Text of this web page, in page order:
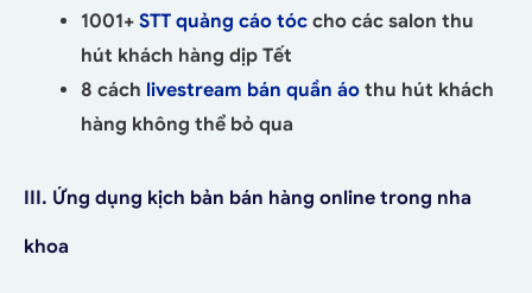
1001+ STT quảng cáo tóc cho các salon thu
hút khách hàng dịp Tết
8 cách livestream bán quần áo thu hút khách
hàng không thể bỏ qua
III. Ứng dụng kịch bản bán hàng online trong nha
khoa